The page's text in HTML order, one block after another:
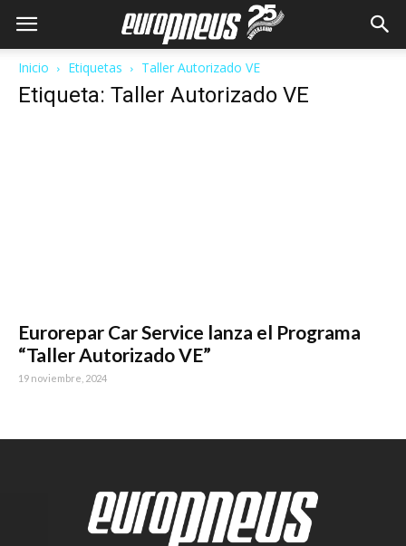
Inicio Etiquetas Taller Autorizado VE
Etiqueta: Taller Autorizado VE
Eurorepar Car Service lanza el Programa
“Taller Autorizado VE”
19 noviembre, 2024